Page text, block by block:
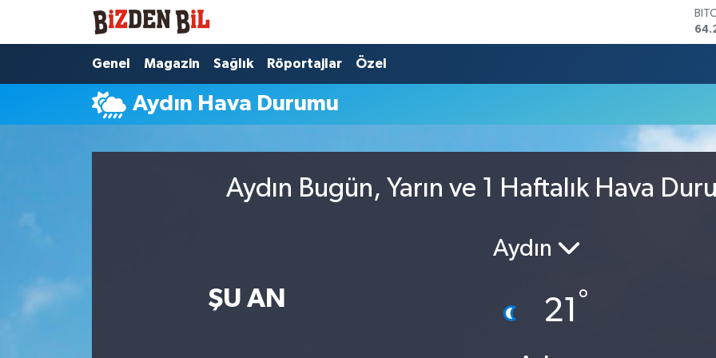
Genel Magazin Sağlık Röportajlar Özel
Aydın Hava Durumu
Aydın Bugün, Yarın ve 1 Haftalık Hava
ŞU AN
Aydın
21 °
Hava Durumu
Trafik Durumu